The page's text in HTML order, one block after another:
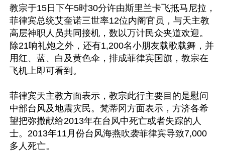
教宗于15日下午5时30分许由斯里兰卡飞抵马尼拉，
菲律宾总统艾奎诺三世率12位内阁官员，与天主教
高层神职人员共同接机，数以万计民众夹道欢迎。
除21响礼炮之外，还有1,200名小朋友载歌载舞，并
用红、蓝、白及黄色伞，排成菲律宾国旗，教宗在
飞机上即可看到。
菲律宾天主教方面表示，教宗此行主要目的是慰问
中部台风及地震灾民。梵蒂冈方面表示，方济各希
望把弥撒献给2013年在台风中死亡或者失踪的人
士。2013年11月份台风海燕吹袭菲律宾导致7,000
多人死亡。